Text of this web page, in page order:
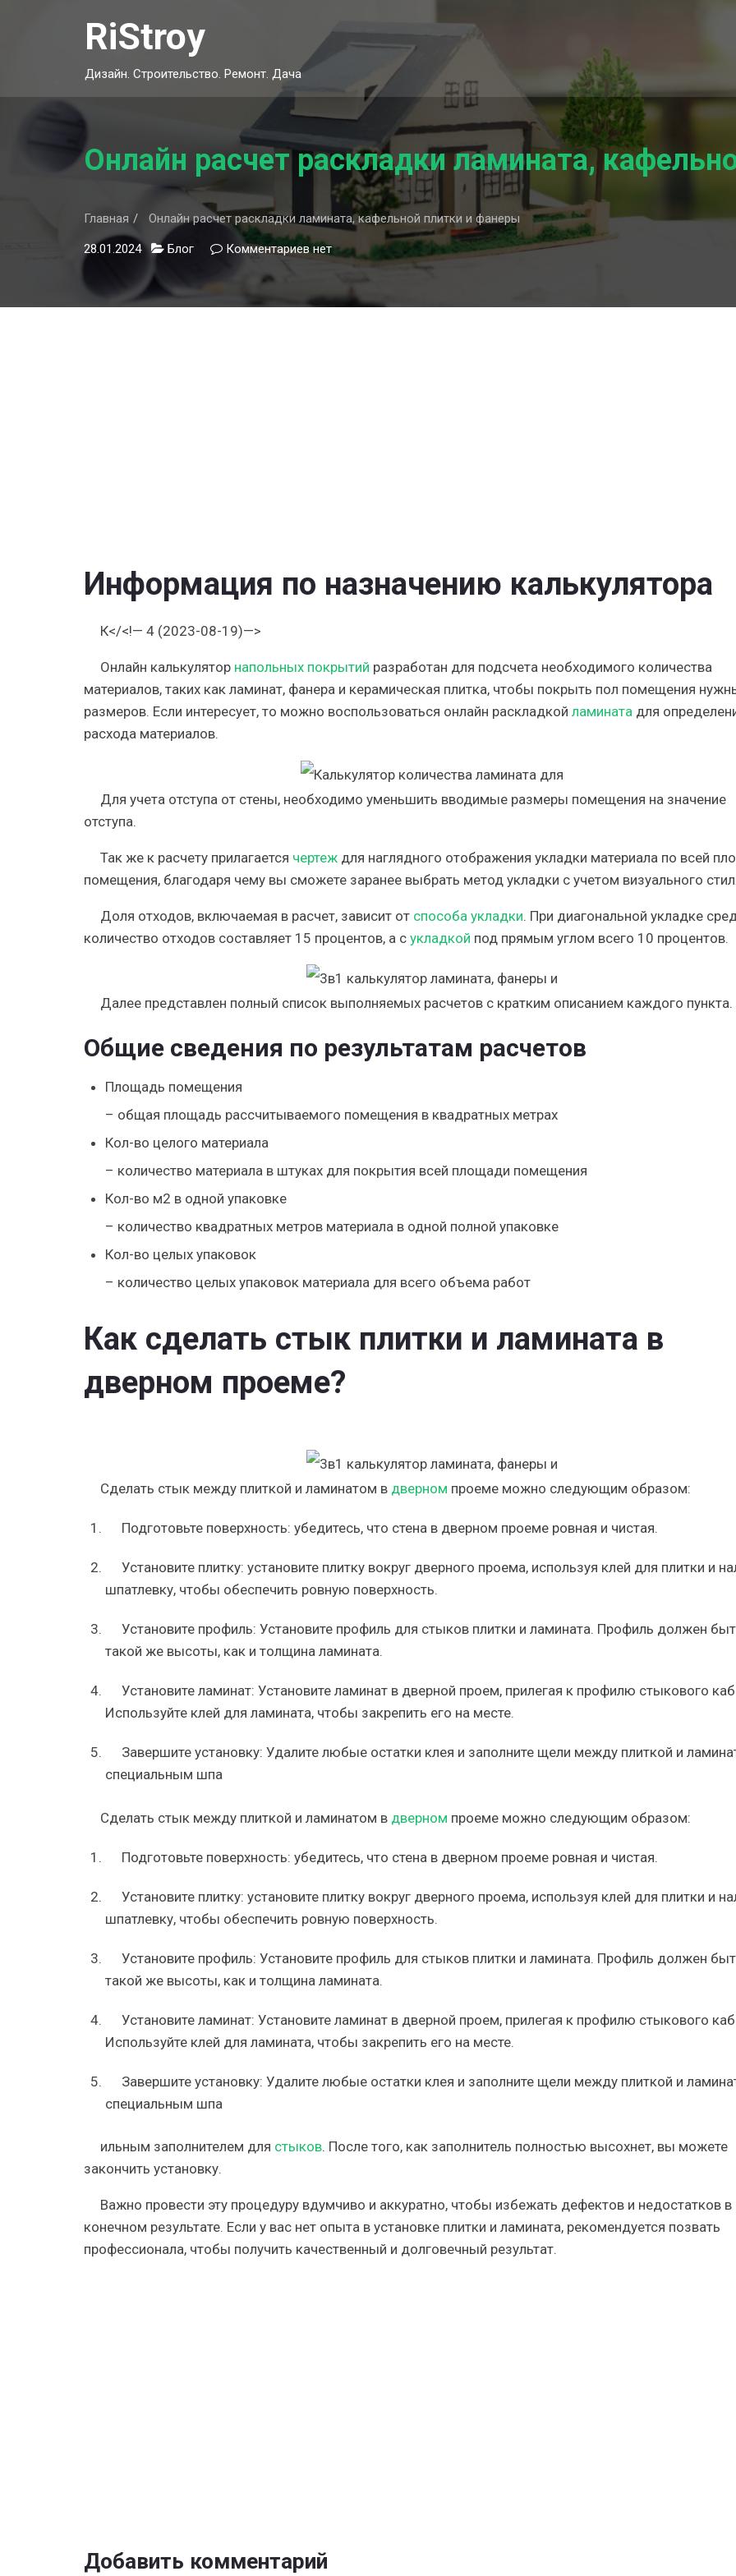
RiStroy
Дизайн. Строительство. Ремонт. Дача
Онлайн расчет раскладки ламината,
Главная Онлайн расчет раскладки ламината, кафельной плитки и фанеры
28.01.2024 Блог Комментариевк
расчет
нет
Информация по назначению калькулятора
К</<!— 4 (2023-08-19)—>
Онлайн калькулятор напольных покрытий разработан для подсчета необходимого количества
материалов, таких как ламинат, фанера и керамическая плитка, чтобы покрыть пол помещения
размеров. Если интересует, то можно воспользоваться онлайн раскладкой ламината для
расхода материалов.
Для учета отступа от стены, необходимо уменьшить вводимые размеры помещения на значение
отступа.
Так же к расчету прилагается чертеж для наглядного отображения укладки материала по всей
помещения, благодаря чему вы сможете заранее выбрать метод укладки с учетом визуального
Доля отходов, включаемая в расчет, зависит от способа укладки. При диагональной укладке
количество отходов составляет 15 процентов, а с укладкой под прямым углом всего 10 процентов.
Далее представлен полный список выполняемых расчетов с кратким описанием каждого пункта.
Общие сведения по результатам расчетов
Площадь помещения
– общая площадь рассчитываемого помещения в квадратных метрах
Кол-во целого материала
– количество материала в штуках для покрытия всей площади помещения
Кол-во м2 в одной упаковке
– количество квадратных метров материала в одной полной упаковке
Кол-во целых упаковок
– количество целых упаковок материала для всего объема работ
Как сделать стык плитки и ламината в
дверном проеме?
Сделать стык между плиткой и ламинатом в дверном проеме можно следующим образом:
Подготовьте поверхность: убедитесь, что стена в дверном проеме ровная и чистая.
Установите плитку: установите плитку вокруг дверного проема, используя клей для плитки и
шпатлевку, чтобы обеспечить ровную поверхность.
Установите профиль: Установите профиль для стыков плитки и ламината. Профиль должен
такой же высоты, как и толщина ламината.
Установите ламинат: Установите ламинат в дверной проем, прилегая к профилю стыкового
Используйте клей для ламината, чтобы закрепить его на месте.
Завершите установку: Удалите любые остатки клея и заполните щели между плиткой и
специальным шпа
Сделать стык между плиткой и ламинатом в дверном проеме можно следующим образом:
Подготовьте поверхность: убедитесь, что стена в дверном проеме ровная и чистая.
Установите плитку: установите плитку вокруг дверного проема, используя клей для плитки и
шпатлевку, чтобы обеспечить ровную поверхность.
Установите профиль: Установите профиль для стыков плитки и ламината. Профиль должен
такой же высоты, как и толщина ламината.
Установите ламинат: Установите ламинат в дверной проем, прилегая к профилю стыкового
Используйте клей для ламината, чтобы закрепить его на месте.
Завершите установку: Удалите любые остатки клея и заполните щели между плиткой и
специальным шпа
ильным заполнителем для стыков. После того, как заполнитель полностью высохнет, вы можете
закончить установку.
Важно провести эту процедуру вдумчиво и аккуратно, чтобы избежать дефектов и недостатков в
конечном результате. Если у вас нет опыта в установке плитки и ламината, рекомендуется позвать
профессионала, чтобы получить качественный и долговечный результат.
Добавить комментарий